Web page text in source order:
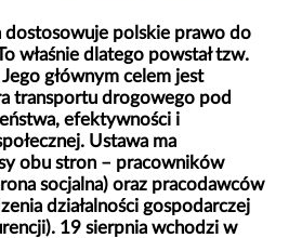
dostosowuje polskie prawo do
właśnie dlatego powstał tzw.
głównym celem jest
transportu drogowego pod
efektywności i
Ustawa ma
obu stron – pracowników
socjalna) oraz pracodawców
działalności gospodarczej
19 sierpnia wchodzi w